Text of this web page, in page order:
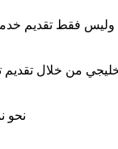
نحو